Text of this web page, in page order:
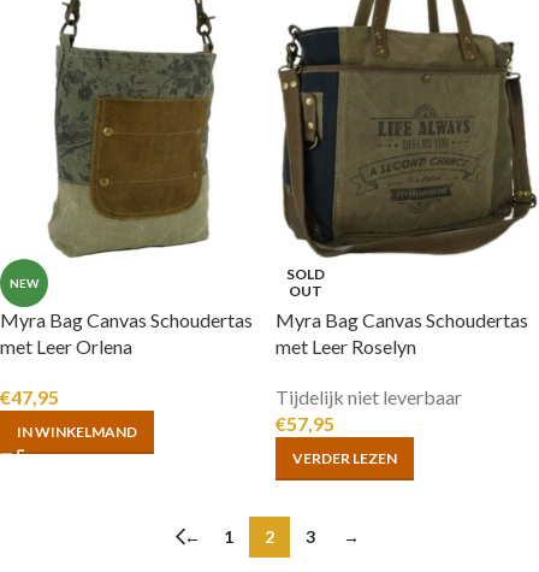
NEW
Myra Bag Canvas Schoudertas
met Leer Orlena
€47,95
IN WINKELMAND
SOLD
OUT
Myra Bag Canvas Schoudertas
met Leer Roselyn
Tijdelijk niet leverbaar
€57,95
VERDER LEZEN
← 1 2 3 →